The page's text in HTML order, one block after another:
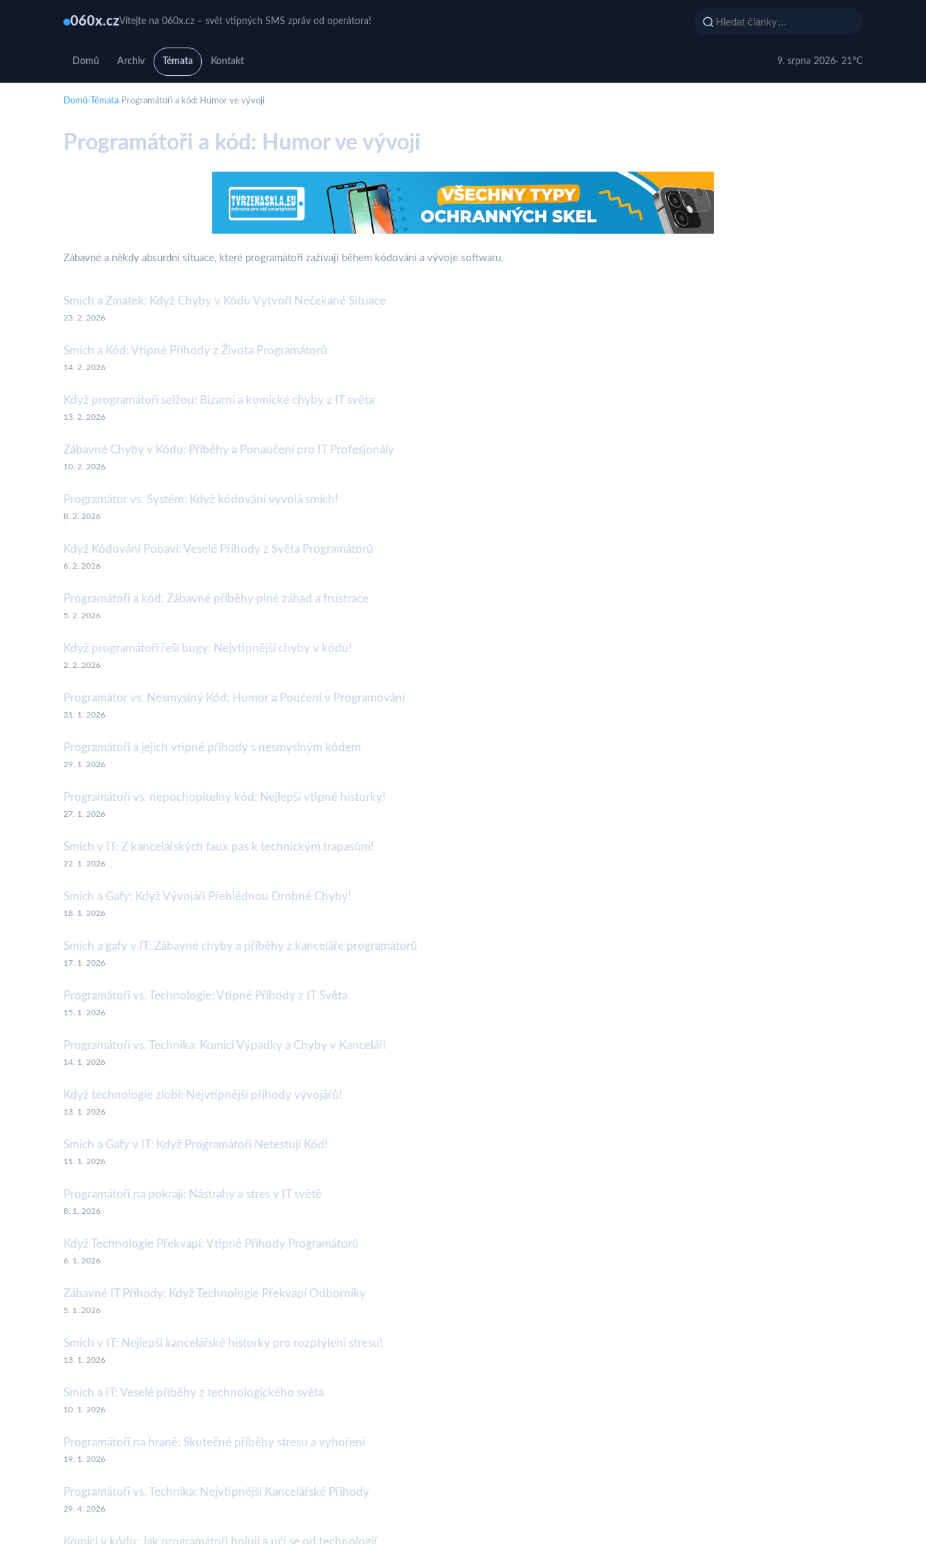
060x.czVítejte na 060x.cz – svět vtipných SMS zpráv od operátora!
Domů Archiv Témata Kontakt 9. srpna 2026· 21°C
Domů› Témata› Programátoři a kód: Humor ve vývoji
Programátoři a kód: Humor ve vývoji
Zábavné a někdy absurdní situace, které programátoři zažívají během kódování a vývoje softwaru.
Smích a Zmatek: Když Chyby v Kódu Vytvoří Nečekané Situace
23. 2. 2026
Smích a Kód: Vtipné Příhody z Života Programátorů
14. 2. 2026
Když programátoři selžou: Bizarní a komické chyby z IT světa
13. 2. 2026
Zábavné Chyby v Kódu: Příběhy a Ponaučení pro IT Profesionály
10. 2. 2026
Programátor vs. Systém: Když kódování vyvolá smích!
8. 2. 2026
Když Kódování Pobaví: Veselé Příhody z Světa Programátorů
6. 2. 2026
Programátoři a kód: Zábavné příběhy plné záhad a frustrace
5. 2. 2026
Když programátoři řeší bugy: Nejvtipnější chyby v kódu!
2. 2. 2026
Programátor vs. Nesmyslný Kód: Humor a Poučení v Programování
31. 1. 2026
Programátoři a jejich vtipné příhody s nesmyslným kódem
29. 1. 2026
Programátoři vs. nepochopitelný kód: Nejlepší vtipné historky!
27. 1. 2026
Smích v IT: Z kancelářských faux pas k technickým trapasům!
22. 1. 2026
Smích a Gafy: Když Vývojáři Přehlédnou Drobné Chyby!
18. 1. 2026
Smích a gafy v IT: Zábavné chyby a příběhy z kanceláře programátorů
17. 1. 2026
Programátoři vs. Technologie: Vtipné Příhody z IT Světa
15. 1. 2026
Programátoři vs. Technika: Komici Výpadky a Chyby v Kanceláři
14. 1. 2026
Když technologie zlobí: Nejvtipnější příhody vývojářů!
13. 1. 2026
Smích a Gafy v IT: Když Programátoři Netestují Kód!
11. 1. 2026
Programátoři na pokraji: Nástrahy a stres v IT světě
8. 1. 2026
Když Technologie Překvapí: Vtipné Příhody Programátorů
6. 1. 2026
Zábavné IT Příhody: Když Technologie Překvapí Odborníky
5. 1. 2026
Smích v IT: Nejlepší kancelářské historky pro rozptýlení stresu!
13. 1. 2026
Smích a IT: Veselé příběhy z technologického světa
10. 1. 2026
Programátoři na hraně: Skutečné příběhy stresu a vyhoření
19. 1. 2026
Programátoři vs. Technika: Nejvtipnější Kancelářské Příhody
29. 4. 2026
Komici v kódu: Jak programátoři bojují a učí se od technologií